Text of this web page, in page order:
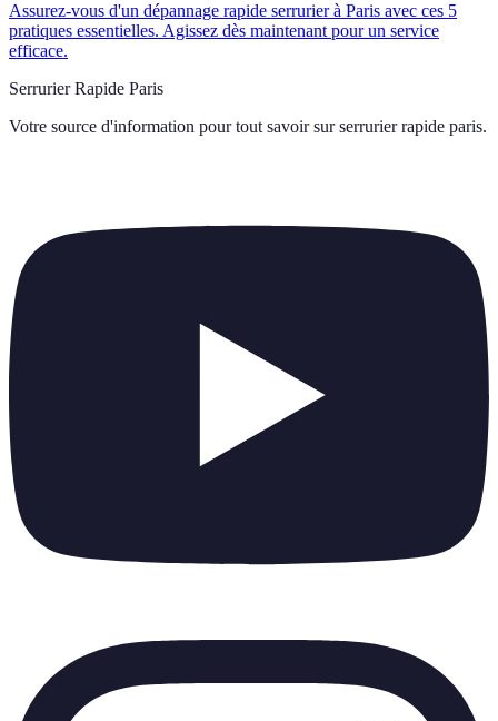
Assurez-vous d'un dépannage rapide serrurier à Paris avec ces 5
pratiques essentielles. Agissez dès maintenant pour un service
efficace.
Serrurier Rapide Paris
Votre source d'information pour tout savoir sur serrurier rapide paris.